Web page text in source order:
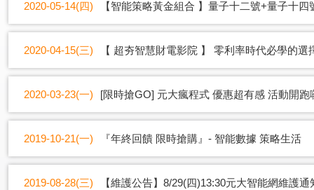
2020-05-14(四) 【智能策略黃金組合 】量子十二號+量子十四
2020-04-15(三) 【 超夯智慧財電影院 】 零利率時代必學的選
2020-03-23(一) [限時搶GO] 元大瘋程式 優惠超有感 活動開跑
2019-10-21(一) 『年終回饋 限時搶購』- 智能數據 策略生活
2019-08-28(三) 【維護公告】8/29(四)13:30元大智能網維護通